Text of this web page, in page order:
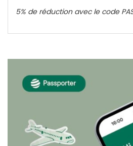
5% de réduction avec le code